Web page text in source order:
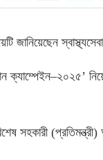
জানিয়েছেন
ক্যাম্পেইন–২০২৫’
সহকারী (প্রতিমন্ত্রী)